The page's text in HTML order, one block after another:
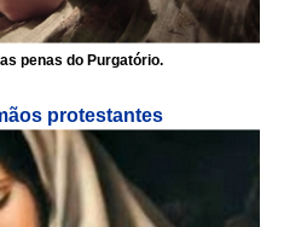
penas do Purgatório.
protestantes